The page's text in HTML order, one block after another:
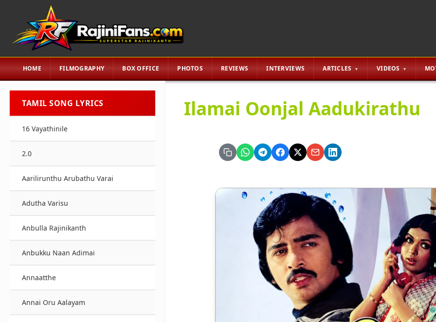
HOME FILMOGRAPHY BOX OFFICE PHOTOS REVIEWS INTERVIEWS ARTICLES VIDEOS
TAMIL SONG LYRICS
16 Vayathinile
2.0
Aarilirunthu Arubathu Varai
Adutha Varisu
Anbulla Rajinikanth
Anbukku Naan Adimai
Annaatthe
Annai Oru Aalayam
Ilamai Oonjal Aadukirathu